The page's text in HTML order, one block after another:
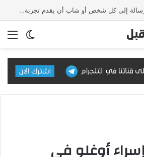
المخرج علي حبيب :رسالة إلى كل شخص أو شاب أن يقدم تجربة يؤمن بالحلم لأنها سوف تنبني منجز عربي
الوضع
أوغلو في